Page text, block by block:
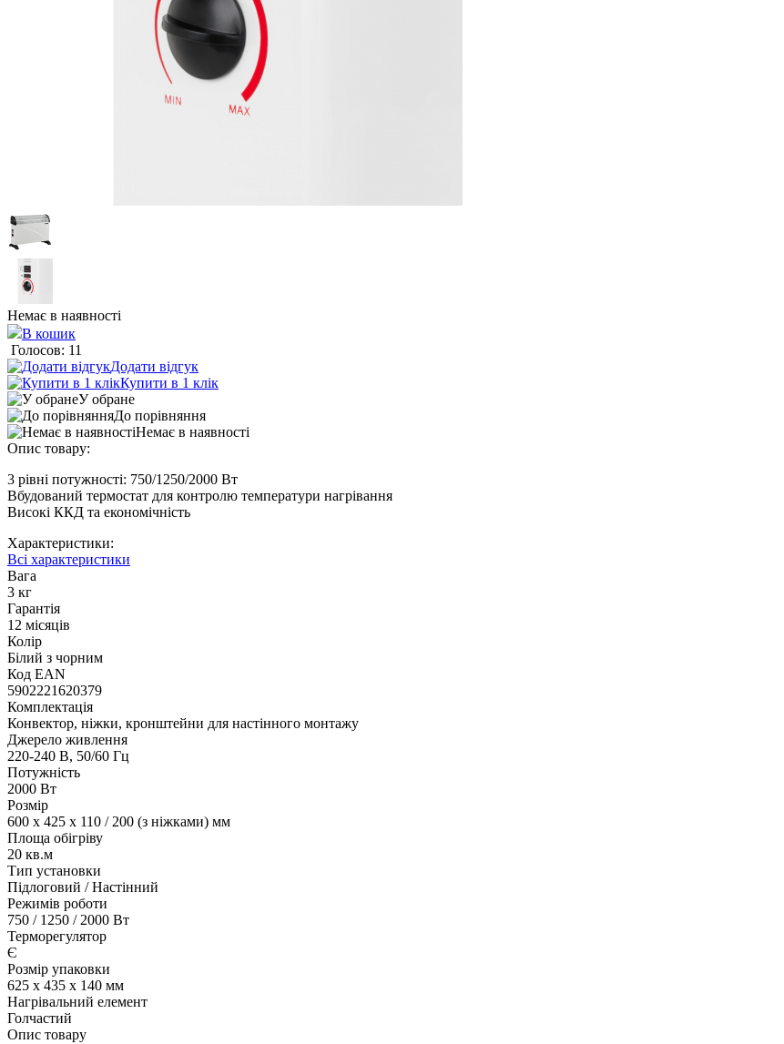
Немає в наявності
В кошик
Голосов: 11
Додати відгук
Купити в 1 клік
У обране
До порівняння
Немає в наявності
Опис товару:
3 рівні потужності: 750/1250/2000 Вт
Вбудований термостат для контролю температури нагрівання
Високі ККД та економічність
Характеристики:
Всі характеристики
Вага
3 кг
Гарантія
12 місяців
Колір
Білий з чорним
Код ЕАN
5902221620379
Комплектація
Конвектор, ніжки, кронштейни для настінного монтажу
Джерело живлення
220-240 В, 50/60 Гц
Потужність
2000 Вт
Розмір
600 х 425 х 110 / 200 (з ніжками) мм
Площа обігріву
20 кв.м
Тип установки
Підлоговий / Настінний
Режимів роботи
750 / 1250 / 2000 Вт
Терморегулятор
Є
Розмір упаковки
625 х 435 х 140 мм
Нагрівальний елемент
Голчастий
Опис товару